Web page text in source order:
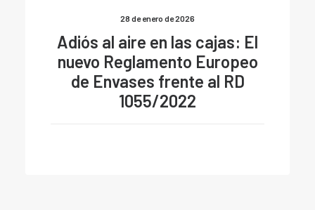
28 de enero de 2026
Adiós al aire en las cajas: El
nuevo Reglamento Europeo
de Envases frente al RD
1055/2022